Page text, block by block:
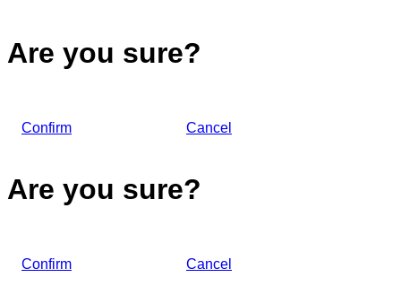
Are you sure?
Confirm Cancel
Are you sure?
Confirm Cancel